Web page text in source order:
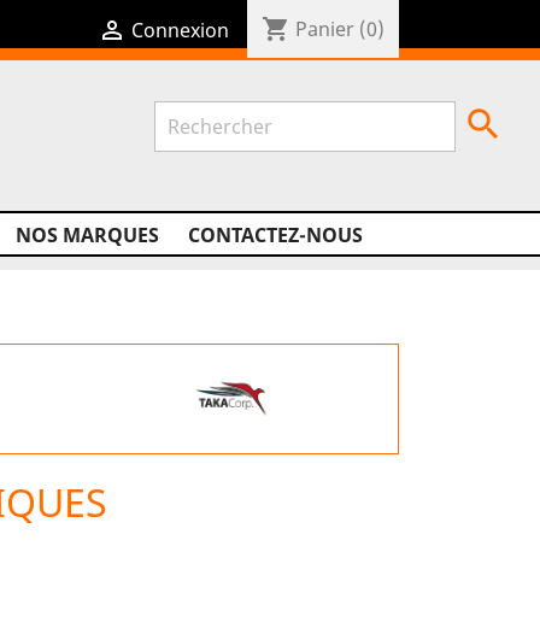
 Connexion shopping_cart Panier (0)
NOS MARQUES CONTACTEZ-NOUS
